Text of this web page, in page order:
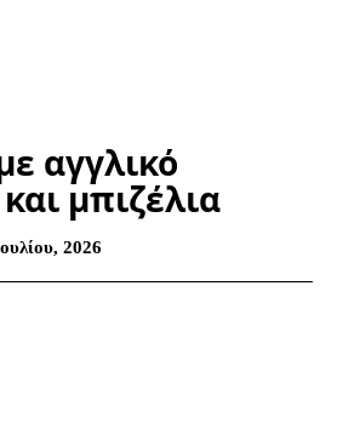
αγγλικό
μπιζέλια
2026